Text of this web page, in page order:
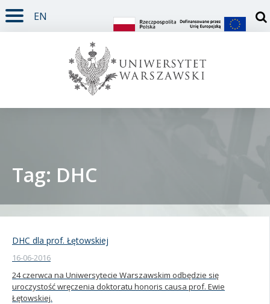
TREŚĆ STRONY
MENU GŁÓWNE
WYSZUKIWARKA
SOCIAL MEDIA
STOPKA STRONY
EN
Student
Pracownik
Kandydat
Tag: DHC
DHC dla prof. Łętowskiej
16-06-2016
24 czerwca na Uniwersytecie Warszawskim odbędzie się
uroczystość wręczenia doktoratu honoris causa prof. Ewie
Łętowskiej.